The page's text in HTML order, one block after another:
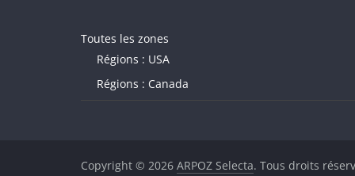
Toutes les zones
Régions : USA
Régions : Canada
Copyright © 2026 ARPOZ Selecta. Tous droits